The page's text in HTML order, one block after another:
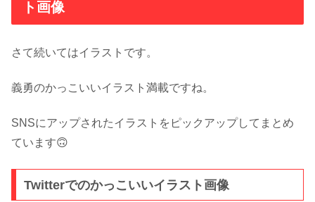
ト画像
さて続いてはイラストです。
義勇のかっこいいイラスト満載ですね。
SNSにアップされたイラストをピックアップしてまとめ
ています🙃
Twitterでのかっこいいイラスト画像